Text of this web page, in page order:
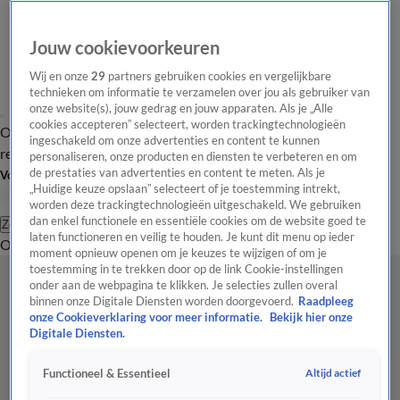
Overzicht Laatste nieuws Regionieuws Het beste van Hart
Tip de
redactie
Volg Hart van Nederland
Zoeken
OverzichtRegioUitzendingenWeerTip de redactiePanelVideo's
Jouw cookievoorkeuren
Wij en onze29 partners gebruiken cookies en vergelijkbare
technieken om informatie te verzamelen over jou als gebruiker van
onze website(s), jouw gedrag en jouw apparaten. Als je „Alle
cookies accepteren” selecteert, worden trackingtechnologieën
ingeschakeld om onze advertenties en content te kunnen
personaliseren, onze producten en diensten te verbeteren en om
de prestaties van advertenties en content te meten. Als je
„Huidige keuze opslaan” selecteert of je toestemming intrekt,
worden deze trackingtechnologieën uitgeschakeld. We gebruiken
dan enkel functionele en essentiële cookies om de website goed te
laten functioneren en veilig te houden. Je kunt dit menu op ieder
moment opnieuw openen om je keuzes te wijzigen of om je
toestemming in te trekken door op de link Cookie-instellingen
onder aan de webpagina te klikken. Je selecties zullen overal
binnen onze Digitale Diensten worden doorgevoerd. Raadpleeg
onze Cookieverklaring voor meer informatie.
Bekijk hier onze
Digitale Diensten.
Functioneel & Essentieel Altijd actief